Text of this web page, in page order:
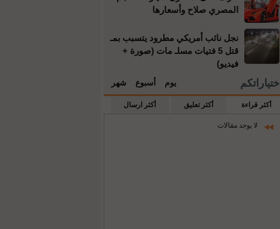
المصري صلاح وأسعارها
نجل نائب أمريكي مطرود يتسبب بمـ
قتل 5 فتيات مسلـ مات (صورة +
فيديو)
اختياراتكم يوم أسبوع شهر
أكثر قراءة أكثر تعليق أكثر ارسال
لا يوجد مقالات